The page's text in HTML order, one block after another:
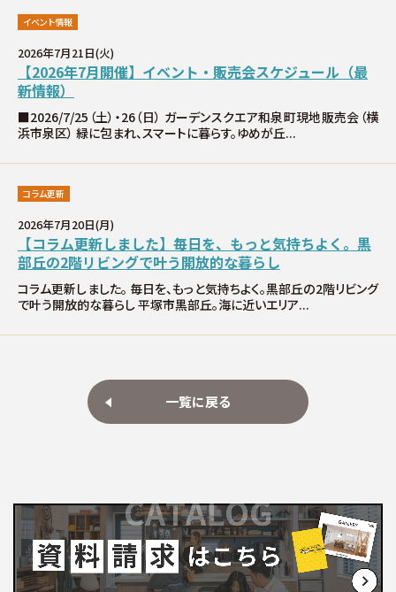
宿泊型モデルハウス
∟宿泊体験予約
∟内覧予約
∟ご宿泊体験者フォト
∟新規分譲住宅
∟土地分譲
中古物件買取サイト
∟レモンホームの取り組み
∟スタッフ紹介
イベント情報
2026年7月21日(火)
【2026年7月開催】イベント・販売会スケジュール（最
新情報）
■2026/7/25（土）・26（日） ガーデンスクエア和泉町現地販売会（横
浜市泉区） 緑に包まれ、スマートに暮らす。ゆめが丘...
コラム更新
2026年7月20日(月)
【コラム更新しました】毎日を、もっと気持ちよく。黒
部丘の2階リビングで叶う開放的な暮らし
コラム更新しました。 毎日を、もっと気持ちよく。黒部丘の2階リビング
で叶う開放的な暮らし 平塚市黒部丘。海に近いエリア...
一覧に戻る